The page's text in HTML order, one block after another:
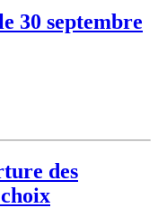
30 septembre
des